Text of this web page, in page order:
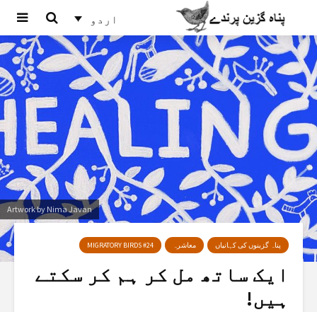
اردو
Artwork by Nima Javan
پناہ گزینوں کی کہانیاں معاشرہ MIGRATORY BIRDS #24
ایک ساتھ مل کر ہم کر سکتے
ہیں!